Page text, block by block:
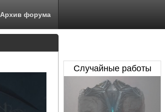
Архив форума
Случайные работы